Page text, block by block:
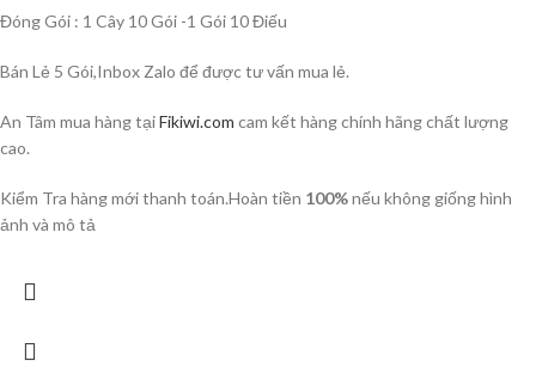
Đóng Gói : 1 Cây 10 Gói -1 Gói 10 Điếu
Bán Lẻ 5 Gói,Inbox Zalo để được tư vấn mua lẻ.
An Tâm mua hàng tạiFikiwi.com cam kết hàng chính hãng chất lượng
cao.
Kiểm Tra hàng mới thanh toán.Hoàn tiền 100%nếu không giống hình
ảnh và mô tả